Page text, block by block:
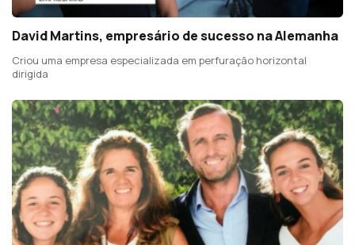
David Martins, empresário de sucesso na Alemanha
Criou uma empresa especializada em perfuração horizontal
dirigida